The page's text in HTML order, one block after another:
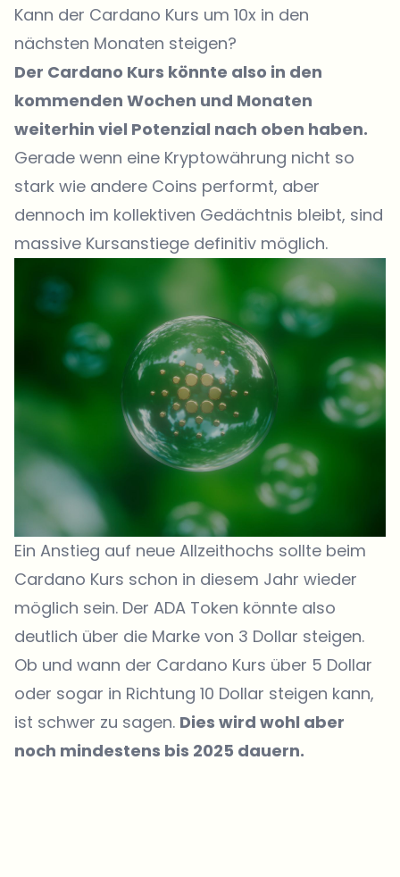
Kann der Cardano Kurs um 10x in den
nächsten Monaten steigen?
Der Cardano Kurs könnte also in den
kommenden Wochen und Monaten
weiterhin viel Potenzial nach oben haben.
Gerade wenn eine Kryptowährung nicht so
stark wie andere Coins performt, aber
dennoch im kollektiven Gedächtnis bleibt, sind
massive Kursanstiege definitiv möglich.
Ein Anstieg auf neue Allzeithochs sollte beim
Cardano Kurs schon in diesem Jahr wieder
möglich sein. Der ADA Token könnte also
deutlich über die Marke von 3 Dollar steigen.
Ob und wann der Cardano Kurs über 5 Dollar
oder sogar in Richtung 10 Dollar steigen kann,
ist schwer zu sagen. Dies wird wohl aber
noch mindestens bis 2025 dauern.